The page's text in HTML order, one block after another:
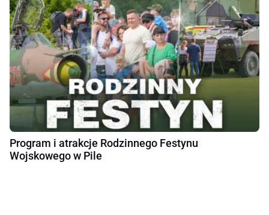
Program i atrakcje Rodzinnego Festynu
Wojskowego w Pile